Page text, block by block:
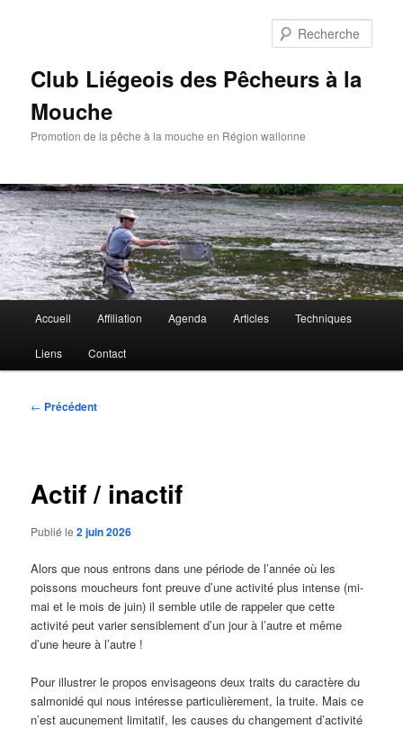
Club Liégeois des Pêcheurs à la
Mouche
Promotion de la pêche à la mouche en Région wallonne
principal
Accueil Affiliation Agenda Articles Techniques
Liens Contact
Navigation
← Précédent
Actif / inactif
Publié le2 juin 2026
Alors que nous entrons dans une période de l’année où les
poissons moucheurs font preuve d’une activité plus intense (mi-
mai et le mois de juin) il semble utile de rappeler que cette
activité peut varier sensiblement d’un jour à l’autre et même
d’une heure à l’autre !
Pour illustrer le propos envisageons deux traits du caractère du
salmonidé qui nous intéresse particulièrement, la truite. Mais ce
n’est aucunement limitatif, les causes du changement d’activité